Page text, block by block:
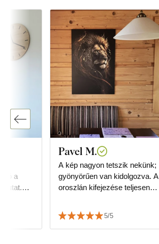
a
Pavel M.
A kép nagyon tetszik nekünk;
gyönyörűen van kidolgozva. A
oroszlán kifejezése teljesen
gyorsaságát és a csomagolás
precizitását is.
5/5